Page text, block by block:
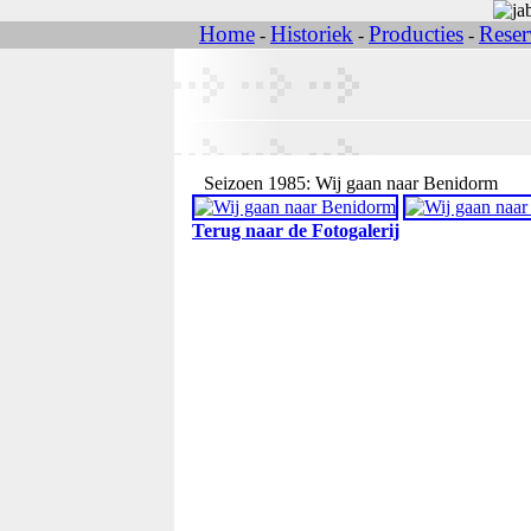
Home - Historiek - Producties -
Seizoen 1985: Wij gaan naar Benidorm
Terug naar de Fotogalerij